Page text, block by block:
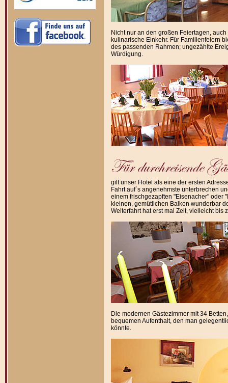
Nicht nur an den großen Feiertagen,
kulinarische Einkehr. Für Familienfeiern
des passenden Rahmen; ungezählte
Würdigung.
gilt unser Hotel als eine der ersten
Fahrt auf`s angenehmste unterbrechen
einem frischgezapften "Eisenacher" oder
kleinen, gemütlichen Balkon wunderbar
Weiterfahrt hat erst mal Zeit, vielleicht bis
Die modernen Gästezimmer mit 34
bequemen Aufenthalt, den man
könnte.